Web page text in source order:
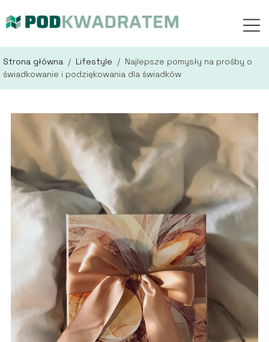
Strona główna / Lifestyle / Najlepsze pomysły na prośby o
świadkowanie i podziękowania dla świadków